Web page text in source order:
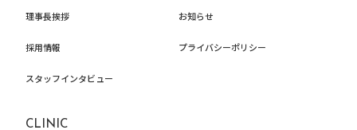
理事長挨拶
採用情報
スタッフインタビュー
お知らせ
プライバシーポリシー
CLINIC